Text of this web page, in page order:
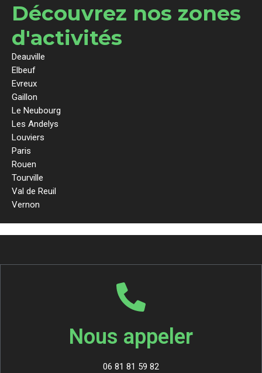
Découvrez nos zones
d'activités
Deauville
Elbeuf
Evreux
Gaillon
Le Neubourg
Les Andelys
Louviers
Paris
Rouen
Tourville
Val de Reuil
Vernon
Nous appeler
06 81 81 59 82